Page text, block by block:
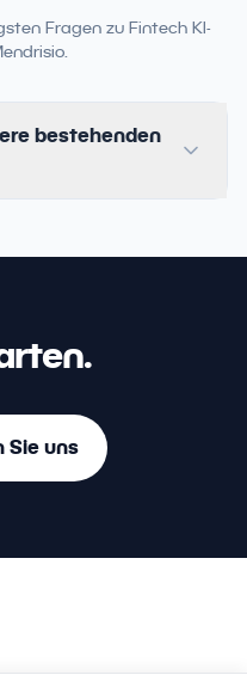
Fragen zu Fintech KI-
bestehenden
Sie uns